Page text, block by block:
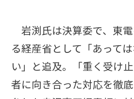
岩渕氏は決算委で、東
る経産省として「あって
い」と追及。「重く受け
者に向き合った対応を徹